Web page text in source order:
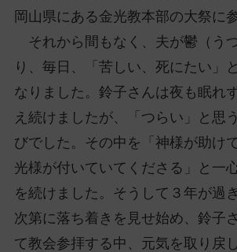
岡山県にある金光教本部の大祭に
それから間もなく、夫が鬱（う
り、毎日、「苦しい、死にたい」
なりました。鈴子さんは夜も眠れ
え続けましたが、「つらい」と思
びでした。その中を「神様が助け
光様が付いていてくださる」と一
を続けました。そうして３年が過
次第に落ち着きを見せ始め、鈴子
て教会参拝する中、元気を取り戻